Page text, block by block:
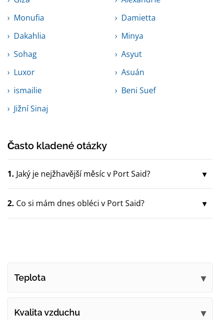
Monufia
Damietta
Dakahlia
Minya
Sohag
Asyut
Luxor
Asuán
ismailie
Beni Suef
Jižní Sinaj
Často kladené otázky
1. Jaký je nejžhavější měsíc v Port Said?
2. Co si mám dnes obléci v Port Said?
Teplota
Kvalita vzduchu